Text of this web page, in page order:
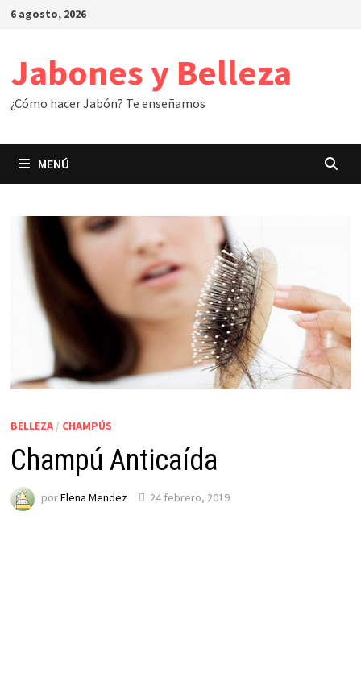
Saltar
6 agosto, 2026
Jabones y Belleza
¿Cómo hacer Jabón? Te enseñamos
MENÚ
BELLEZA/ CHAMPÚS
Champú Anticaída
porElena Mendez 24 febrero, 2019